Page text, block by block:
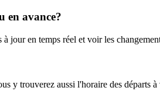
en avance?
jour en temps réel et voir les
y trouverez aussi l'horaire des départs